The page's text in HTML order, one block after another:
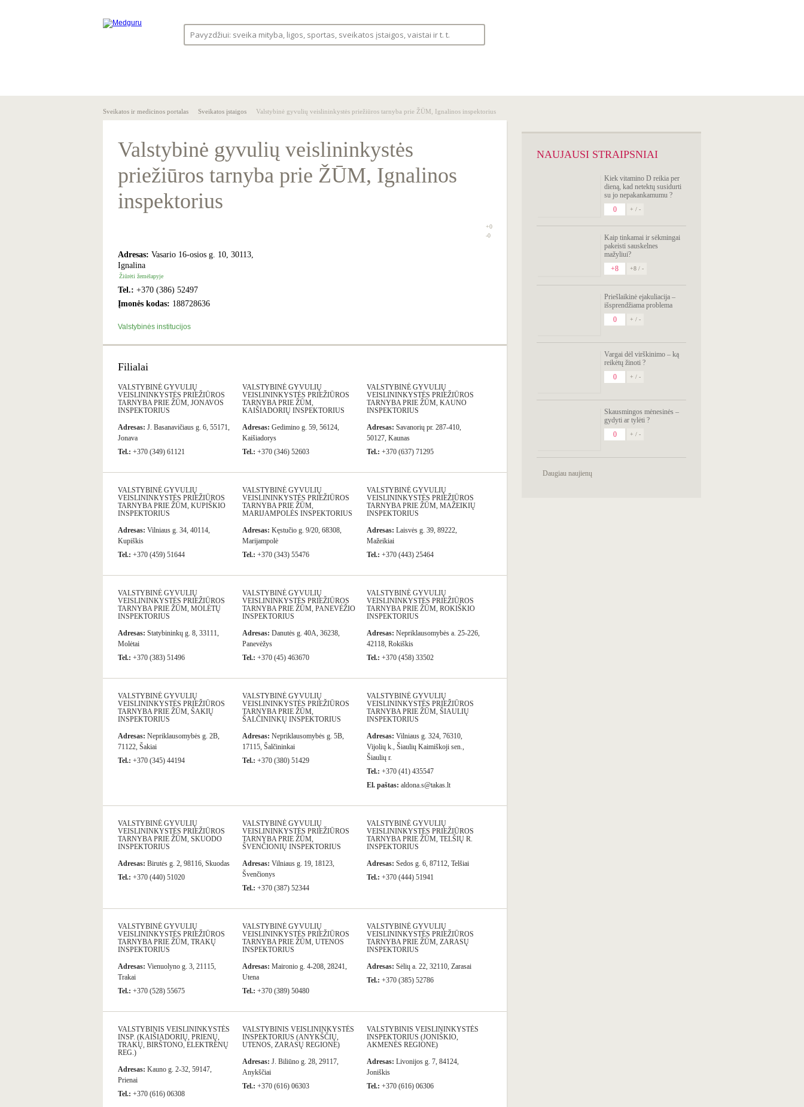
Sveikatos ir medicinos portalas Sveikatos įstaigos Valstybinė gyvulių veislininkystės priežiūros tarnyba prie ŽŪM, Ignalinos inspektorius
Valstybinė gyvulių veislininkystės
priežiūros tarnyba prie ŽŪM, Ignalinos
inspektorius
+0
-0
Adresas: Vasario 16-osios g. 10, 30113,
Ignalina
Žiūrėti žemėlapyje
Tel.: +370 (386) 52497
Įmonės kodas: 188728636
Valstybinės institucijos
Filialai
VALSTYBINĖ GYVULIŲ
VEISLININKYSTĖS PRIEŽIŪROS
TARNYBA PRIE ŽŪM, JONAVOS
INSPEKTORIUS
Adresas: J. Basanavičiaus g. 6, 55171,
Jonava
Tel.: +370 (349) 61121
VALSTYBINĖ GYVULIŲ
VEISLININKYSTĖS PRIEŽIŪROS
TARNYBA PRIE ŽŪM,
KAIŠIADORIŲ INSPEKTORIUS
Adresas: Gedimino g. 59, 56124,
Kaišiadorys
Tel.: +370 (346) 52603
VALSTYBINĖ GYVULIŲ
VEISLININKYSTĖS PRIEŽIŪROS
TARNYBA PRIE ŽŪM, KAUNO
INSPEKTORIUS
Adresas: Savanorių pr. 287-410,
50127, Kaunas
Tel.: +370 (637) 71295
VALSTYBINĖ GYVULIŲ
VEISLININKYSTĖS PRIEŽIŪROS
TARNYBA PRIE ŽŪM, KUPIŠKIO
INSPEKTORIUS
Adresas: Vilniaus g. 34, 40114,
Kupiškis
Tel.: +370 (459) 51644
VALSTYBINĖ GYVULIŲ
VEISLININKYSTĖS PRIEŽIŪROS
TARNYBA PRIE ŽŪM,
MARIJAMPOLĖS INSPEKTORIUS
Adresas: Kęstučio g. 9/20, 68308,
Marijampolė
Tel.: +370 (343) 55476
VALSTYBINĖ GYVULIŲ
VEISLININKYSTĖS PRIEŽIŪROS
TARNYBA PRIE ŽŪM, MAŽEIKIŲ
INSPEKTORIUS
Adresas: Laisvės g. 39, 89222,
Mažeikiai
Tel.: +370 (443) 25464
VALSTYBINĖ GYVULIŲ
VEISLININKYSTĖS PRIEŽIŪROS
TARNYBA PRIE ŽŪM, MOLĖTŲ
INSPEKTORIUS
Adresas: Statybininkų g. 8, 33111,
Molėtai
Tel.: +370 (383) 51496
VALSTYBINĖ GYVULIŲ
VEISLININKYSTĖS PRIEŽIŪROS
TARNYBA PRIE ŽŪM, PANEVĖŽIO
INSPEKTORIUS
Adresas: Danutės g. 40A, 36238,
Panevėžys
Tel.: +370 (45) 463670
VALSTYBINĖ GYVULIŲ
VEISLININKYSTĖS PRIEŽIŪROS
TARNYBA PRIE ŽŪM, ROKIŠKIO
INSPEKTORIUS
Adresas: Nepriklausomybės a. 25-226,
42118, Rokiškis
Tel.: +370 (458) 33502
VALSTYBINĖ GYVULIŲ
VEISLININKYSTĖS PRIEŽIŪROS
TARNYBA PRIE ŽŪM, ŠAKIŲ
INSPEKTORIUS
Adresas: Nepriklausomybės g. 2B,
71122, Šakiai
Tel.: +370 (345) 44194
VALSTYBINĖ GYVULIŲ
VEISLININKYSTĖS PRIEŽIŪROS
TARNYBA PRIE ŽŪM,
ŠALČININKŲ INSPEKTORIUS
Adresas: Nepriklausomybės g. 5B,
17115, Šalčininkai
Tel.: +370 (380) 51429
VALSTYBINĖ GYVULIŲ
VEISLININKYSTĖS PRIEŽIŪROS
TARNYBA PRIE ŽŪM, ŠIAULIŲ
INSPEKTORIUS
Adresas: Vilniaus g. 324, 76310,
Vijolių k., Šiaulių Kaimiškoji sen.,
Šiaulių r.
Tel.: +370 (41) 435547
El. paštas: aldona.s@takas.lt
VALSTYBINĖ GYVULIŲ
VEISLININKYSTĖS PRIEŽIŪROS
TARNYBA PRIE ŽŪM, SKUODO
INSPEKTORIUS
Adresas: Birutės g. 2, 98116, Skuodas
Tel.: +370 (440) 51020
VALSTYBINĖ GYVULIŲ
VEISLININKYSTĖS PRIEŽIŪROS
TARNYBA PRIE ŽŪM,
ŠVENČIONIŲ INSPEKTORIUS
Adresas: Vilniaus g. 19, 18123,
Švenčionys
Tel.: +370 (387) 52344
VALSTYBINĖ GYVULIŲ
VEISLININKYSTĖS PRIEŽIŪROS
TARNYBA PRIE ŽŪM, TELŠIŲ R.
INSPEKTORIUS
Adresas: Sedos g. 6, 87112, Telšiai
Tel.: +370 (444) 51941
VALSTYBINĖ GYVULIŲ
VEISLININKYSTĖS PRIEŽIŪROS
TARNYBA PRIE ŽŪM, TRAKŲ
INSPEKTORIUS
Adresas: Vienuolyno g. 3, 21115,
Trakai
Tel.: +370 (528) 55675
VALSTYBINĖ GYVULIŲ
VEISLININKYSTĖS PRIEŽIŪROS
TARNYBA PRIE ŽŪM, UTENOS
INSPEKTORIUS
Adresas: Maironio g. 4-208, 28241,
Utena
Tel.: +370 (389) 50480
VALSTYBINĖ GYVULIŲ
VEISLININKYSTĖS PRIEŽIŪROS
TARNYBA PRIE ŽŪM, ZARASŲ
INSPEKTORIUS
Adresas: Sėlių a. 22, 32110, Zarasai
Tel.: +370 (385) 52786
VALSTYBINIS VEISLININKYSTĖS
INSP. (KAIŠIADORIŲ, PRIENŲ,
TRAKŲ, BIRŠTONO, ELEKTRĖNŲ
REG.)
Adresas: Kauno g. 2-32, 59147,
Prienai
Tel.: +370 (616) 06308
VALSTYBINIS VEISLININKYSTĖS
INSPEKTORIUS (ANYKŠČIŲ,
UTENOS, ZARASŲ REGIONE)
Adresas: J. Biliūno g. 28, 29117,
Anykščiai
Tel.: +370 (616) 06303
VALSTYBINIS VEISLININKYSTĖS
INSPEKTORIUS (JONIŠKIO,
AKMENĖS REGIONE)
Adresas: Livonijos g. 7, 84124,
Joniškis
Tel.: +370 (616) 06306
NAUJAUSI STRAIPSNIAI
Kiek vitamino D reikia per
dieną, kad netektų susidurti
su jo nepakankamumu ?
0
+ / -
Kaip tinkamai ir sėkmingai
pakeisti sauskelnes
mažyliui?
+8
+8 / -
Priešlaikinė ejakuliacija –
išsprendžiama problema
0
+ / -
Vargai dėl virškinimo – ką
reikėtų žinoti ?
0
+ / -
Skausmingos mėnesinės –
gydyti ar tylėti ?
0
+ / -
Daugiau naujienų